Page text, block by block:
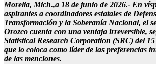
Morelia, Mich.,a 18 de junio de 2026.- En
aspirantes a coordinadores estatales de
Transformación y la Soberanía Nacional, el
Orozco cuenta con una ventaja irreversible,
Statistical Research Corporation (SRC) del
que lo coloca como líder de las preferencias
de las menciones.